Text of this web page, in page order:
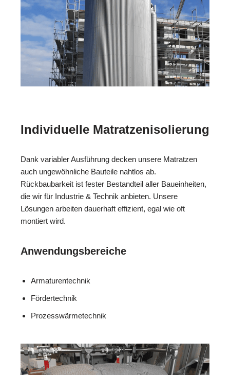
Individuelle Matratzenisolierung
Dank variabler Ausführung decken unsere Matratzen
auch ungewöhnliche Bauteile nahtlos ab.
Rückbaubarkeit ist fester Bestandteil aller Baueinheiten,
die wir für Industrie & Technik anbieten. Unsere
Lösungen arbeiten dauerhaft effizient, egal wie oft
montiert wird.
Anwendungsbereiche
Armaturentechnik
Fördertechnik
Prozesswärmetechnik